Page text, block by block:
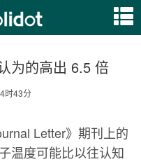
为的高出 6.5 倍
时43分
Letter》期刊上的
温度可能比以往认知